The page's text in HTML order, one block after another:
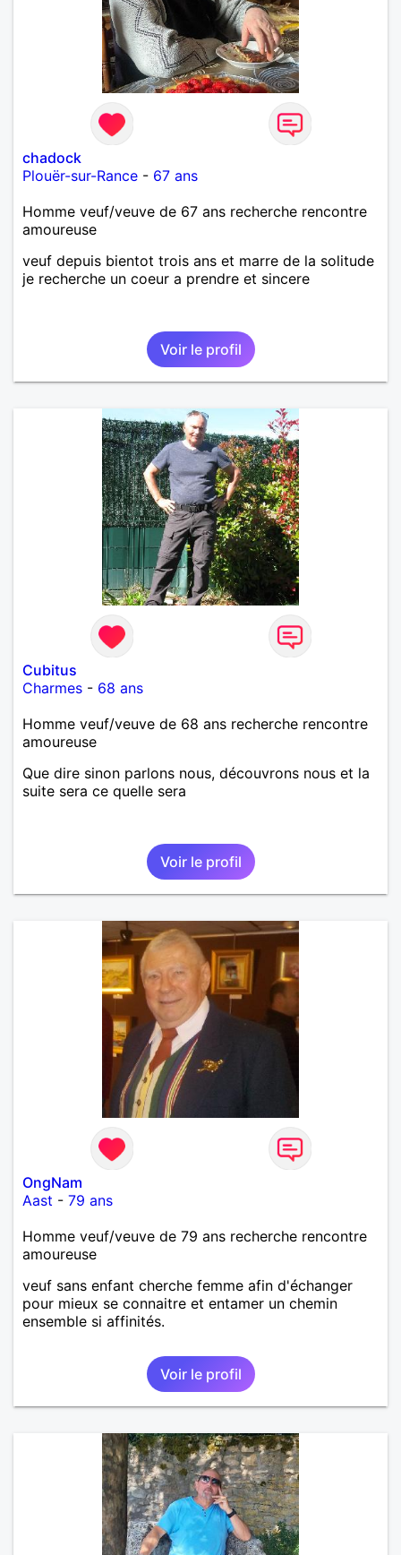
chadock
Plouër-sur-Rance - 67 ans
Homme veuf/veuve de 67 ans recherche rencontre
amoureuse
veuf depuis bientot trois ans et marre de la solitude
je recherche un coeur a prendre et sincere
Voir le profil
Cubitus
Charmes - 68 ans
Homme veuf/veuve de 68 ans recherche rencontre
amoureuse
Que dire sinon parlons nous, découvrons nous et la
suite sera ce quelle sera
Voir le profil
OngNam
Aast - 79 ans
Homme veuf/veuve de 79 ans recherche rencontre
amoureuse
veuf sans enfant cherche femme afin d'échanger
pour mieux se connaitre et entamer un chemin
ensemble si affinités.
Voir le profil